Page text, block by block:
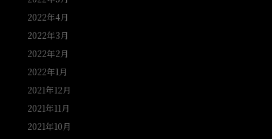
2022年4月
2022年3月
2022年2月
2022年1月
2021年12月
2021年11月
2021年10月